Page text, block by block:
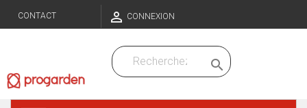
CONTACT  CONNEXION
